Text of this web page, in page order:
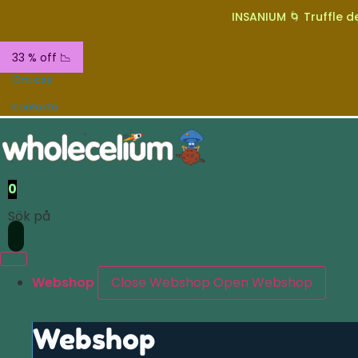
INSANIUM 🌀 Truffle
33 % off 📉
Om oss
Kontakta
0
Sök på
Webshop Close Webshop Open Webshop
Webshop